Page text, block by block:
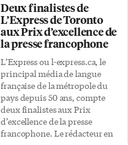
Deux finalistes de
L’Express de Toronto
aux Prix d’excellence de
la presse francophone
L’Express ou l-express.ca, le
principal média de langue
française de la métropole du
pays depuis 50 ans, compte
deux finalistes aux Prix
d’excellence de la presse
francophone. Le rédacteur en